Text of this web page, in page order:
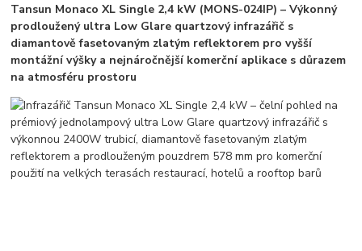
Tansun Monaco XL Single 2,4 kW (MONS-024IP) – Výkonný
prodloužený ultra Low Glare quartzový infrazářič s
diamantově fasetovaným zlatým reflektorem pro vyšší
montážní výšky a nejnáročnější komerční aplikace s důrazem
na atmosféru prostoru